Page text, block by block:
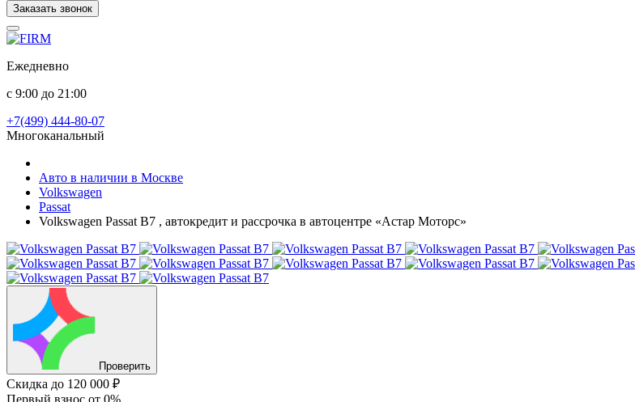
Заказать звонок
Ежедневно
с 9:00 до 21:00
+7(499) 444-80-07
Многоканальный
Авто в наличии в Москве
Volkswagen
Passat
Volkswagen Passat B7 , автокредит и рассрочка в автоцентре «Астар Моторс»
Проверить
Скидка до 120 000 ₽
Первый взнос от 0%